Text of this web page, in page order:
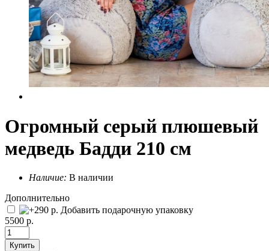
Огромный серый плюшевый
медведь Бадди 210 см
Наличие: В наличии
Дополнительно
Добавить подарочную упаковку
5500 р.
Купить